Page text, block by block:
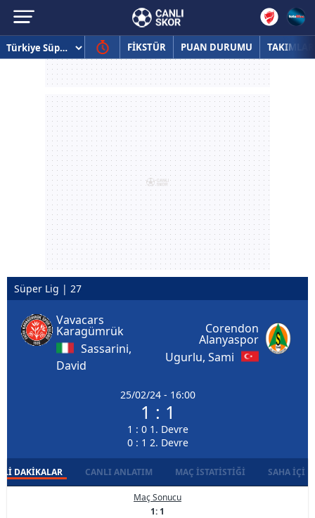
FİKSTÜR PUAN DURUMU TAKIMLAR
Süper Lig | 27
Vavacars
Karagümrük
Sassarini,
David
25/02/24 - 16:00
1 : 1
1 : 0 1. Devre
0 : 1 2. Devre
Corendon
Alanyaspor
Ugurlu, Sami
DAKIKALAR CANLI ANLATIM MAÇ İSTATISTIĞI SAHA İÇI
Maç Sonucu
1: 1